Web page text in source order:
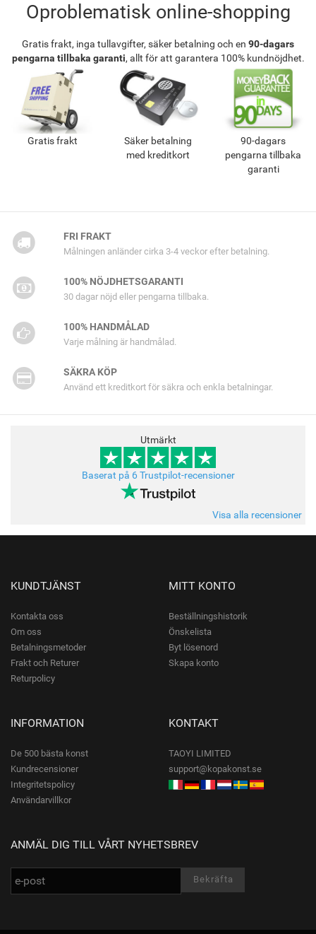
Oproblematisk online-shopping
Gratis frakt, inga tullavgifter, säker betalning och en 90-dagars
pengarna tillbaka garanti, allt för att garantera 100% kundnöjdhet.
Gratis frakt
Säker betalning
med kreditkort
90-dagars
pengarna tillbaka
garanti
FRI FRAKT
Målningen anländer cirka 3-4 veckor efter betalning.
100% NÖJDHETSGARANTI
30 dagar nöjd eller pengarna tillbaka.
100% HANDMÅLAD
Varje målning är handmålad.
SÄKRA KÖP
Använd ett kreditkort för säkra och enkla betalningar.
Utmärkt
Baserat på 6 Trustpilot-recensioner
Visa alla recensioner
KUNDTJÄNST
Kontakta oss
Om oss
Betalningsmetoder
Frakt och Returer
Returpolicy
MITT KONTO
Beställningshistorik
Önskelista
Byt lösenord
Skapa konto
INFORMATION
De 500 bästa konst
Kundrecensioner
Integritetspolicy
Användarvillkor
KONTAKT
TAOYI LIMITED
support@kopakonst.se
ANMÄL DIG TILL VÅRT NYHETSBREV